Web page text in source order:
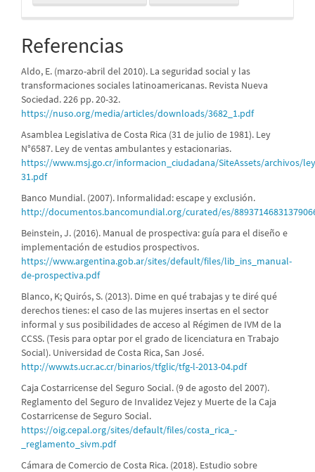
Referencias
Aldo, E. (marzo-abril del 2010). La seguridad social y las
transformaciones sociales latinoamericanas. Revista Nueva
Sociedad. 226 pp. 20-32.
https://nuso.org/media/articles/downloads/3682_1.pdf
Asamblea Legislativa de Costa Rica (31 de julio de 1981). Ley
N°6587. Ley de ventas ambulantes y estacionarias.
https://www.msj.go.cr/informacion_ciudadana/SiteAssets/archivos/
31.pdf
Banco Mundial. (2007). Informalidad: escape y exclusión.
http://documentos.bancomundial.org/curated/es/
Beinstein, J. (2016). Manual de prospectiva: guía para el diseño e
implementación de estudios prospectivos.
https://www.argentina.gob.ar/sites/default/files/lib_ins_manual-
de-prospectiva.pdf
Blanco, K; Quirós, S. (2013). Dime en qué trabajas y te diré qué
derechos tienes: el caso de las mujeres insertas en el sector
informal y sus posibilidades de acceso al Régimen de IVM de la
CCSS. (Tesis para optar por el grado de licenciatura en Trabajo
Social). Universidad de Costa Rica, San José.
http://www.ts.ucr.ac.cr/binarios/tfglic/tfg-l-2013-04.pdf
Caja Costarricense del Seguro Social. (9 de agosto del 2007).
Reglamento del Seguro de Invalidez Vejez y Muerte de la Caja
Costarricense de Seguro Social.
https://oig.cepal.org/sites/default/files/costa_rica_-
_reglamento_sivm.pdf
Cámara de Comercio de Costa Rica. (2018). Estudio sobre